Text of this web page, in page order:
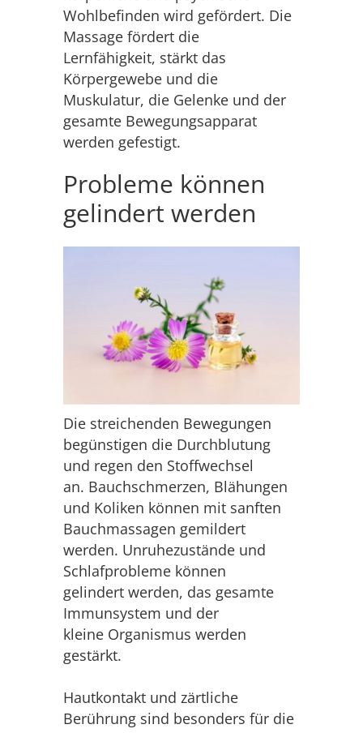
Wohlbefinden wird gefördert. Die
Massage fördert die
Lernfähigkeit, stärkt das
Körpergewebe und die
Muskulatur, die Gelenke und der
gesamte Bewegungsapparat
werden gefestigt.
Probleme können
gelindert werden
Die streichenden Bewegungen
begünstigen die Durchblutung
und regen den Stoffwechsel
an. Bauchschmerzen, Blähungen
und Koliken können mit sanften
Bauchmassagen gemildert
werden. Unruhezustände und
Schlafprobleme können
gelindert werden, das gesamte
Immunsystem und der
kleine Organismus werden
gestärkt.
Hautkontakt und zärtliche
Berührung sind besonders für die